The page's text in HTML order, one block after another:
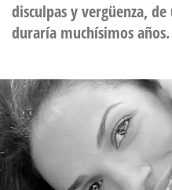
disculpas y vergüenza,
duraría muchísimos años.